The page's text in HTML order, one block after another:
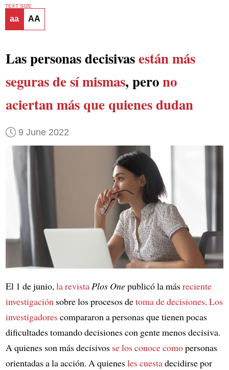
TEXT SIZE
aa AA
Las personas decisivasestán más
seguras de sí mismas, perono
aciertan más que quienes dudan
9 June 2022
El 1 de junio, la revista Plos Onepublicó la másreciente
investigación sobre los procesos detoma de decisiones. Los
investigadorescompararon a personas que tienen pocas
dificultades tomando decisiones con gente menos decisiva.
A quienes son más decisivos se los conoce comopersonas
orientadas a la acción. A quienesles cuestadecidirse por